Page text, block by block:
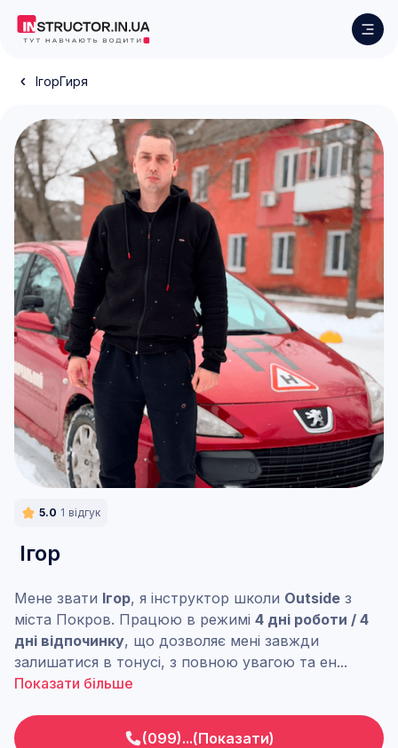
ІгорГиря
5.0 1 відгук
Ігор
Мене звати Ігор, я інструктор школи Outside з
міста Покров. Працюю в режимі 4 дні роботи / 4
дні відпочинку, що дозволяє мені завжди
залишатися в тонусі, з повною увагою та ен...
Показати більше
(099)...(Показати)